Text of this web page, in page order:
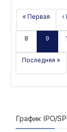
« Первая ‹
8 9
Последняя »
График IPO/